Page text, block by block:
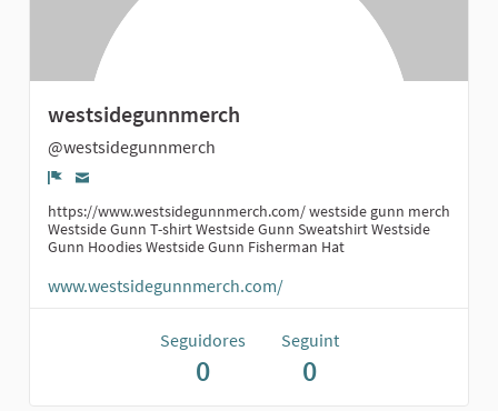
westsidegunnmerch
@westsidegunnmerch
Denúncia
https://www.westsidegunnmerch.com/ westside gunn merch
Westside Gunn T-shirt Westside Gunn Sweatshirt Westside
Gunn Hoodies Westside Gunn Fisherman Hat
www.westsidegunnmerch.com/
Seguidores
0
Seguint
0